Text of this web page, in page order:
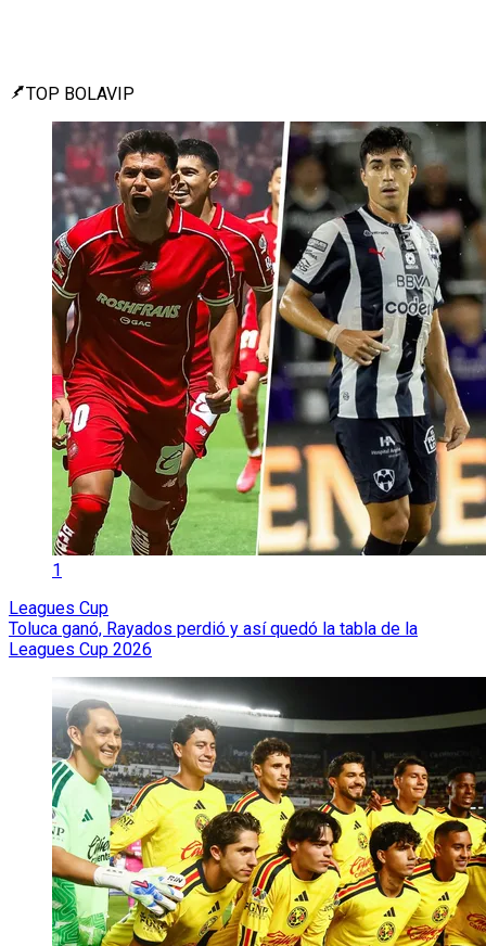
TOP BOLAVIP
1
Leagues Cup
Toluca ganó, Rayados perdió y así quedó la tabla de la
Leagues Cup 2026